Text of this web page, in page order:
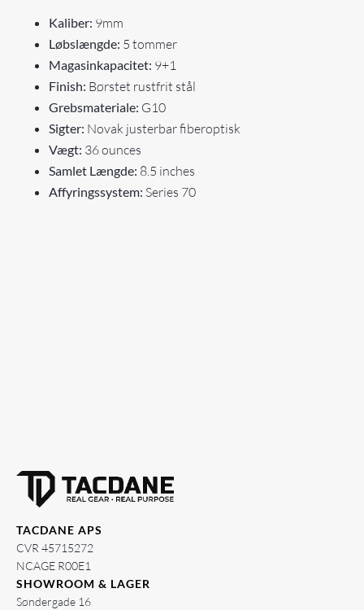
Kaliber: 9mm
Løbslængde: 5 tommer
Magasinkapacitet: 9+1
Finish: Børstet rustfrit stål
Grebsmateriale: G10
Sigter: Novak justerbar fiberoptisk
Vægt: 36 ounces
Samlet Længde: 8.5 inches
Affyringssystem: Series 70
TACDANE APS
CVR 45715272
NCAGE R00E1
SHOWROOM & LAGER
Søndergade 16